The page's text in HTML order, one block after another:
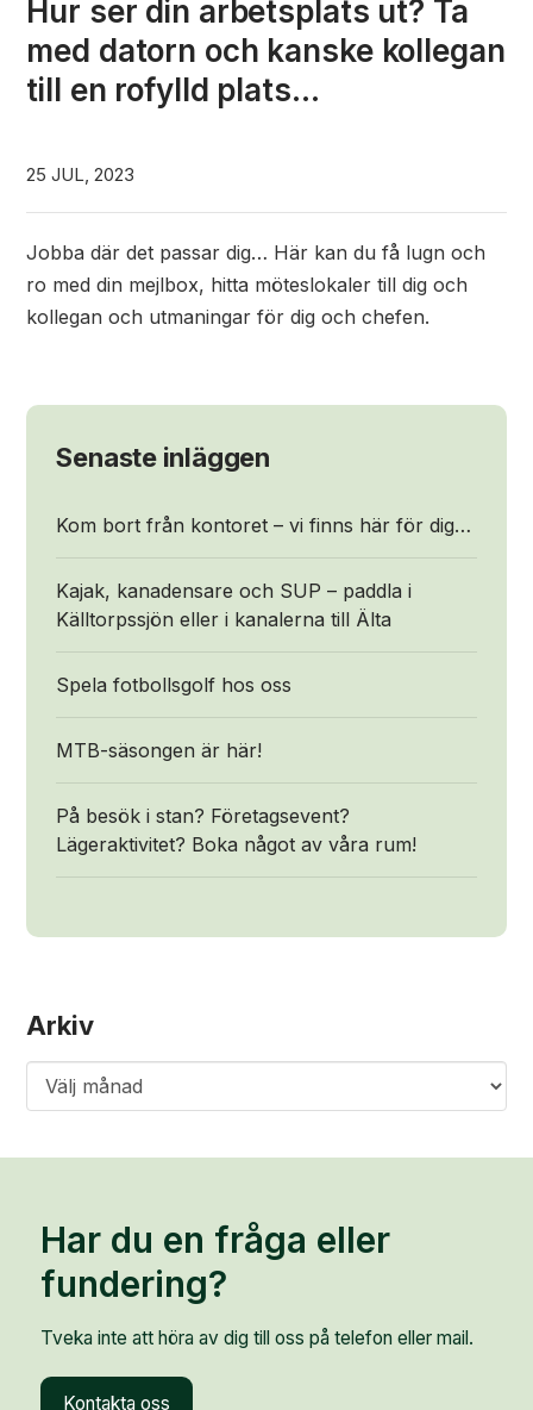
Hur ser din arbetsplats ut? Ta
med datorn och kanske kollegan
till en rofylld plats…
25 JUL, 2023
Jobba där det passar dig… Här kan du få lugn och
ro med din mejlbox, hitta möteslokaler till dig och
kollegan och utmaningar för dig och chefen.
Senaste inläggen
Kom bort från kontoret – vi finns här för dig…
Kajak, kanadensare och SUP – paddla i
Källtorpssjön eller i kanalerna till Älta
Spela fotbollsgolf hos oss
MTB-säsongen är här!
På besök i stan? Företagsevent?
Lägeraktivitet? Boka något av våra rum!
Arkiv
Har du en fråga eller
fundering?
Tveka inte att höra av dig till oss på telefon eller mail.
Kontakta oss